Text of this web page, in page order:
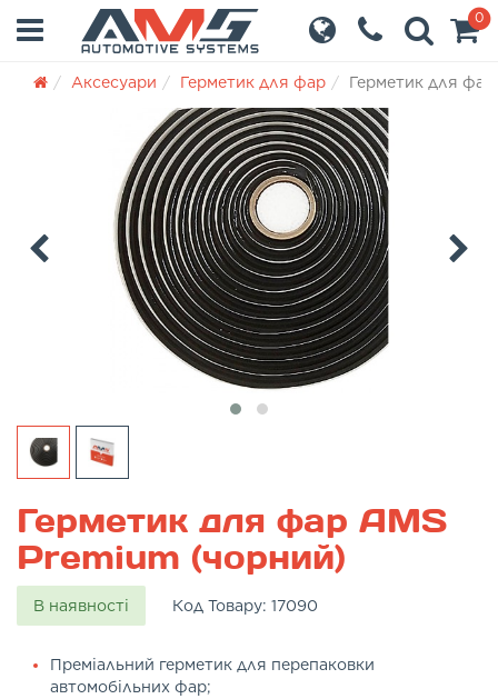
0
Аксесуари Герметик для фар Герметик для
Герметик для фар AMS
Premium (чорний)
В наявності Код Товару: 17090
Преміальний герметик для перепаковки
автомобільних фар;